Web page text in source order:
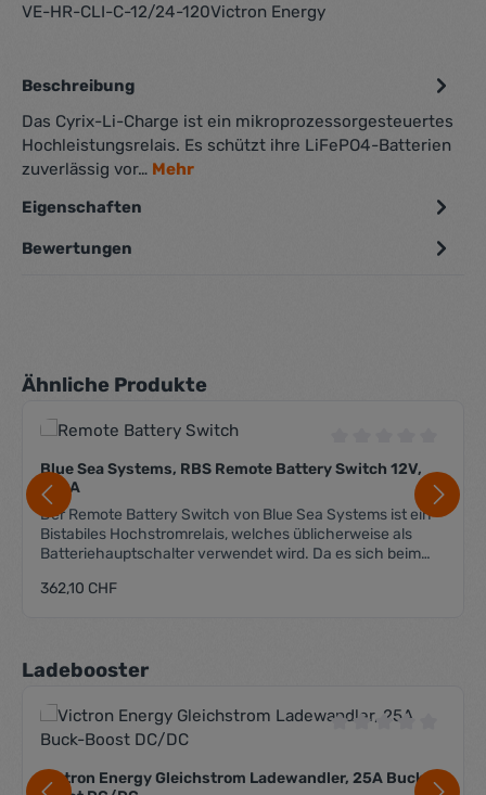
VE-HR-CLI-C-12/24-120Victron Energy
Beschreibung
Das Cyrix-Li-Charge ist ein mikroprozessorgesteuertes
Hochleistungsrelais. Es schützt ihre LiFePO4-Batterien
zuverlässig vor… Mehr
Eigenschaften
Bewertungen
Produktgalerie überspringen
Ähnliche Produkte
Durchschnittliche
Blue Sea Systems, RBS Remote Battery Switch 12V,
500A
Der Remote Battery Switch von Blue Sea Systems ist ein
Bistabiles Hochstromrelais, welches üblicherweise als
Batteriehauptschalter verwendet wird. Da es sich beim
dass es im Ruhezustand (egal ob ein- oder ausgeschaltet)
Steuerspannung 12 VDC max. Dauerbelastung 500 A
(30sec.) max. Schaltspannung 64 VDC Anz. Anschlüsse
(Last) 2 Polzahl 1 Schalterstellungen OFF-ON Anschlüsse
Regulärer Preis:
362,10 CHF
Produktgalerie überspringen
Ladebooster
Victron Energy Gleichstrom Ladewandler, 25A Buck-